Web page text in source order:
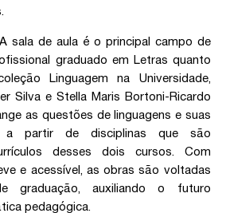
A sala de aula é o principal campo de
graduado em Letras quanto
Linguagem na Universidade,
Silva e Stella Maris Bortoni-Ricardo
as questões de linguagens e suas
a partir de disciplinas que são
desses dois cursos. Com
e acessível, as obras são voltadas
graduação, auxiliando o futuro
pedagógica.